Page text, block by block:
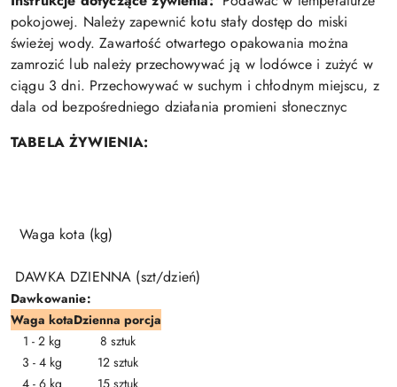
pokojowej. Należy zapewnić kotu stały dostęp do miski
świeżej wody. Zawartość otwartego opakowania można
zamrozić lub należy przechowywać ją w lodówce i zużyć w
ciągu 3 dni. Przechowywać w suchym i chłodnym miejscu, z
dala od bezpośredniego działania promieni słonecznyc
TABELA ŻYWIENIA:
Waga kota (kg)
DAWKA DZIENNA (szt/dzień)
Dawkowanie:
Waga kotaDzienna porcja
1 - 2 kg
8 sztuk
3 - 4 kg
12 sztuk
4 - 6 kg
15 sztuk